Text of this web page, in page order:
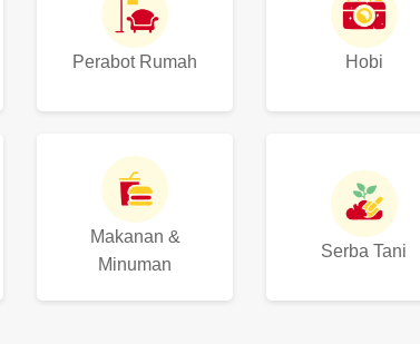
Perabot Rumah Hobi
Makanan &
Minuman
Serba Tani